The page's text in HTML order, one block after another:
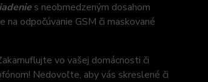
s neobmedzeným dosahom
odpočúvanie GSM či maskované
vo vašej domácnosti či
Nedovoľte, aby vás skreslené či